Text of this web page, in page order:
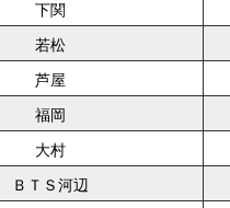
下関
若松
芦屋
福岡
大村
ＢＴＳ河辺